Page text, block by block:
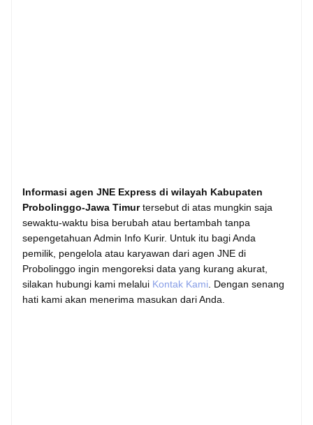
Informasi agen JNE Express di wilayah Kabupaten
Probolinggo-Jawa Timurtersebut di atas mungkin saja
sewaktu-waktu bisa berubah atau bertambah tanpa
sepengetahuan Admin Info Kurir. Untuk itu bagi Anda
pemilik, pengelola atau karyawan dari agen JNE di
Probolinggo ingin mengoreksi data yang kurang akurat,
silakan hubungi kami melalui Kontak Kami. Dengan senang
hati kami akan menerima masukan dari Anda.